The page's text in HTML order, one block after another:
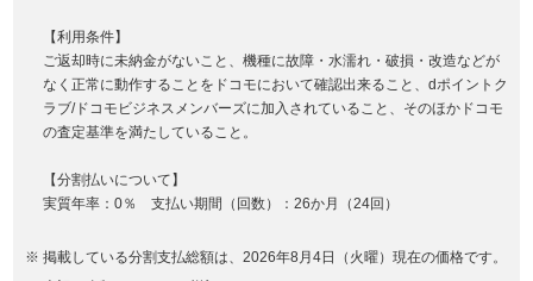
【利用条件】
ご返却時に未納金がないこと、機種に故障・水濡れ・破損・改造などが
なく正常に動作することをドコモにおいて確認出来ること、dポイントク
ラブ/ドコモビジネスメンバーズに加入されていること、そのほかドコモ
の査定基準を満たしていること。
【分割払いについて】
実質年率：0％ 支払い期間（回数）：26か月（24回）
掲載している分割支払総額は、2026年8月4日（火曜）現在の価格です。